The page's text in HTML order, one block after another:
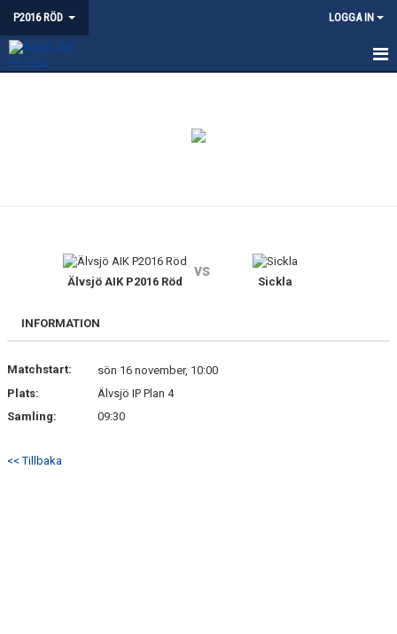
P2016 RÖD LOGGA IN
DOKUMENT
KONTAKT
Älvsjö AIK P2016 Röd
vs
Sickla
INFORMATION
Matchstart:
sön 16 november, 10:00
Plats:
Älvsjö IP Plan 4
Samling:
09:30
<< Tillbaka